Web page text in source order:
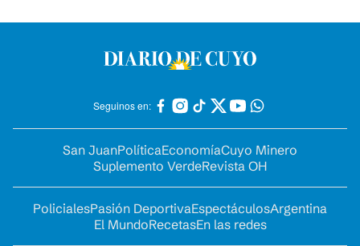
Seguinos en:
San JuanPolíticaEconomíaCuyo Minero
Suplemento VerdeRevista OH
PolicialesPasión DeportivaEspectáculosArgentina
El MundoRecetasEn las redes